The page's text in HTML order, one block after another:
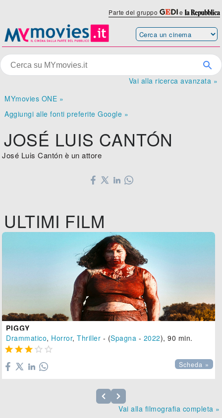
Parte del gruppo e
Vai alla ricerca avanzata »
MYmovies ONE »
Aggiungi alle fonti preferite Google »
JOSÉ LUIS CANTÓN
José Luis Cantón è un attore
ULTIMI FILM
PIGGY
Drammatico, Horror,Thriller - (Spagna - 2022), 90 min.
    
Scheda »
Vai alla filmografia completa »